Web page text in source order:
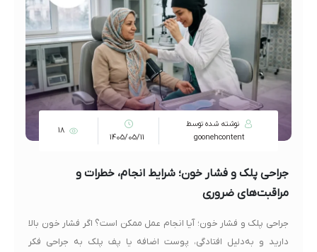
نوشته شده توسط
goonehcontent
1405/05/11
18
جراحی پلک و فشار خون؛ شرایط انجام، خطرات و
مراقبت‌های ضروری
جراحی پلک و فشار خون؛ آیا انجام عمل ممکن است؟ اگر فشار خون بالا
دارید و به‌دلیل افتادگی، پوست اضافه یا پف پلک به جراحی فکر